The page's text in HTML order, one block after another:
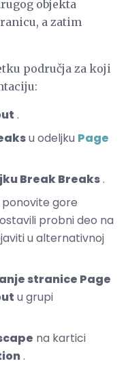
objekta
a zatim
područja za koji
.
u odeljku Page
Break Breaks.
ponovite gore
probni deo na
u alternativnoj
stranice Page
u grupi
na kartici
.